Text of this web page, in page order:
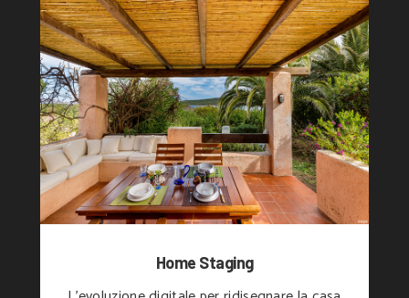
Home Staging